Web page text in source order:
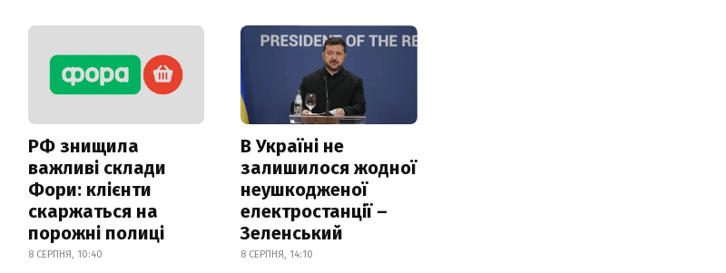
РФ знищила
важливі склади
Фори: клієнти
скаржаться на
порожні полиці
8 СЕРПНЯ, 10:40
В Україні не
залишилося жодної
неушкодженої
електростанції –
Зеленський
8 СЕРПНЯ, 14:10